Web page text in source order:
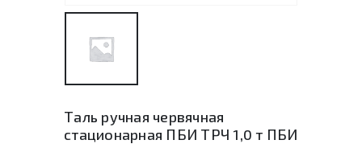
Таль ручная червячная
стационарная ПБИ ТРЧ 1,0 т ПБИ